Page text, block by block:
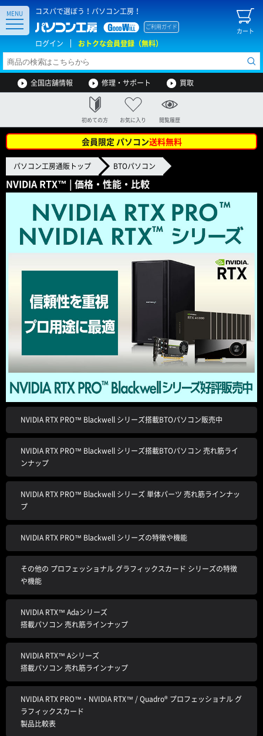
コスパで選ぼう！パソコン工房！
カート
ご利用ガイド
ログイン おトクな会員登録（無料）
MENU
全国店舗情報 修理・サポート 買取
初めての方 お気に入り 閲覧履歴
会員限定 パソコン送料無料
パソコン工房通販トップ BTOパソコン
NVIDIA RTX™ | 価格・性能・比較
NVIDIA RTX PRO™ Blackwell シリーズ搭載BTOパソコン販売中
NVIDIA RTX PRO™ Blackwell シリーズ搭載BTOパソコン 売れ筋ライ
ンナップ
NVIDIA RTX PRO™ Blackwell シリーズ 単体パーツ 売れ筋ラインナッ
プ
NVIDIA RTX PRO™ Blackwell シリーズの特徴や機能
その他の プロフェッショナル グラフィックスカード シリーズの特徴
や機能
NVIDIA RTX™ Adaシリーズ
搭載パソコン 売れ筋ラインナップ
NVIDIA RTX™ Aシリーズ
搭載パソコン 売れ筋ラインナップ
NVIDIA RTX PRO™・NVIDIA RTX™ / Quadro® プロフェッショナル グ
ラフィックスカード
製品比較表